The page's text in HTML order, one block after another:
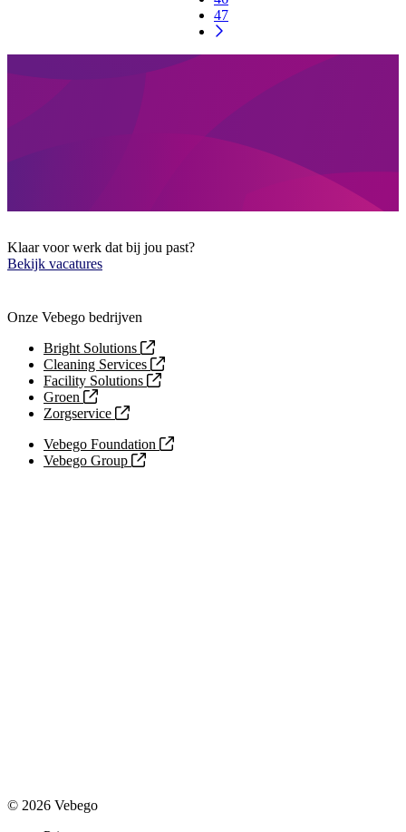
47
Klaar voor werk dat bij jou past?
Bekijk vacatures
Onze Vebego bedrijven
Bright Solutions
Cleaning Services
Facility Solutions
Groen
Zorgservice
Vebego Foundation
Vebego Group
© 2026 Vebego